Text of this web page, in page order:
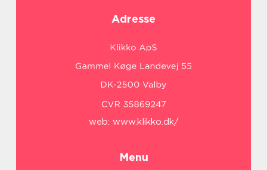
Adresse
web: www.klikko.dk/
Menu